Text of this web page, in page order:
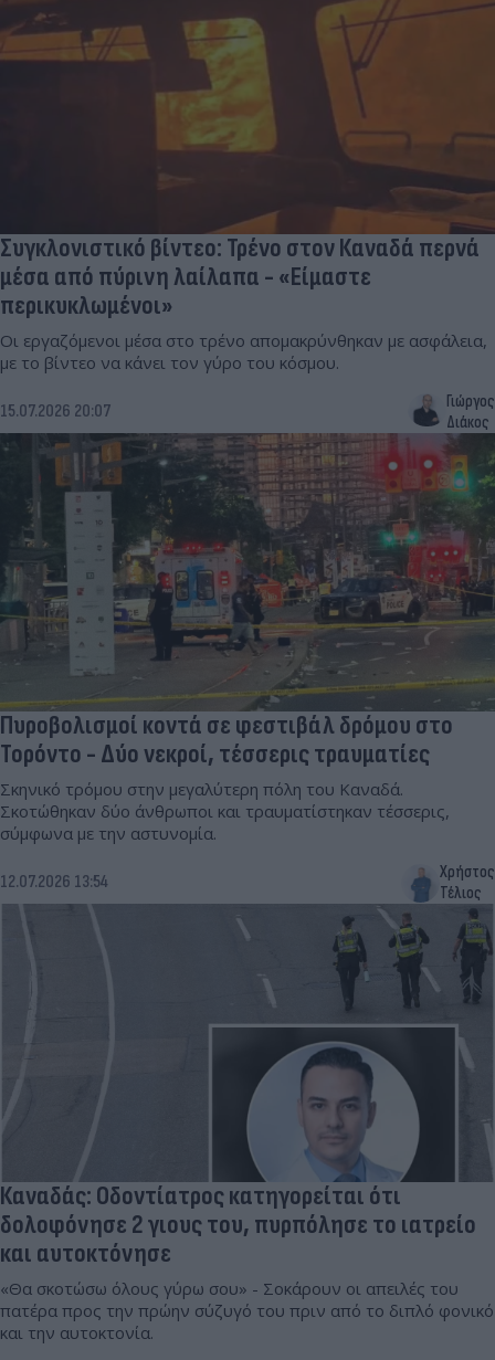
Συγκλονιστικό βίντεο: Τρένο στον Καναδά περνά
μέσα από πύρινη λαίλαπα - «Είμαστε
περικυκλωμένοι»
Οι εργαζόμενοι μέσα στο τρένο απομακρύνθηκαν με ασφάλεια,
με το βίντεο να κάνει τον γύρο του κόσμου.
15.07.2026 20:07
Γιώργος
Διάκος
Πυροβολισμοί κοντά σε φεστιβάλ δρόμου στο
Τορόντο - Δύο νεκροί, τέσσερις τραυματίες
Σκηνικό τρόμου στην μεγαλύτερη πόλη του Καναδά.
Σκοτώθηκαν δύο άνθρωποι και τραυματίστηκαν τέσσερις,
σύμφωνα με την αστυνομία.
12.07.2026 13:54
Χρήστος
Τέλιος
Καναδάς: Οδοντίατρος κατηγορείται ότι
δολοφόνησε 2 γιους του, πυρπόλησε το ιατρείο
και αυτοκτόνησε
«Θα σκοτώσω όλους γύρω σου» - Σοκάρουν οι απειλές του
πατέρα προς την πρώην σύζυγό του πριν από το διπλό φονικό
και την αυτοκτονία.